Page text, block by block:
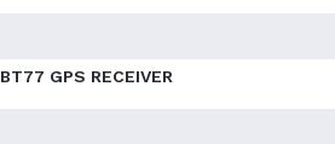
BT77 GPS RECEIVER